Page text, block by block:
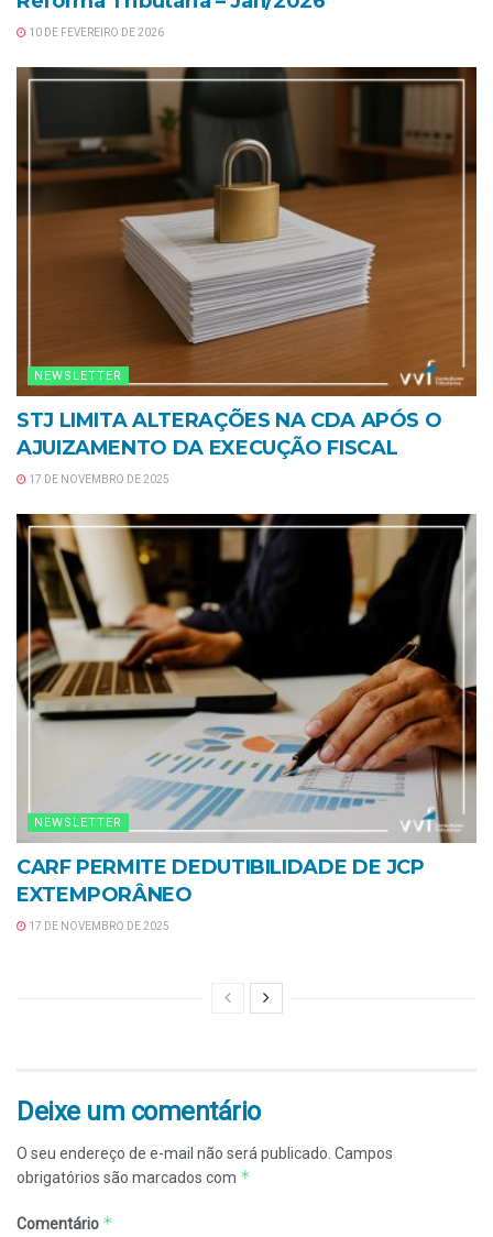
10 DE FEVEREIRO DE 2026
NEWSLETTER
STJ LIMITA ALTERAÇÕES NA CDA APÓS O
AJUIZAMENTO DA EXECUÇÃO FISCAL
17 DE NOVEMBRO DE 2025
NEWSLETTER
CARF PERMITE DEDUTIBILIDADE DE JCP
EXTEMPORÂNEO
17 DE NOVEMBRO DE 2025
Deixe um comentário
O seu endereço de e-mail não será publicado. Campos
obrigatórios são marcados com *
Comentário *